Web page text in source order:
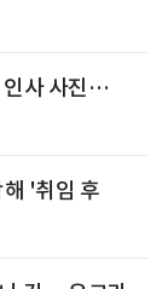
인사 사진…
'취임 후